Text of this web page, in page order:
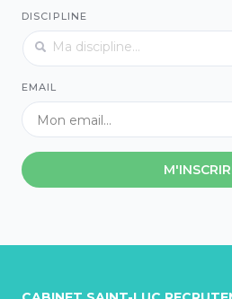
DISCIPLINE
EMAIL